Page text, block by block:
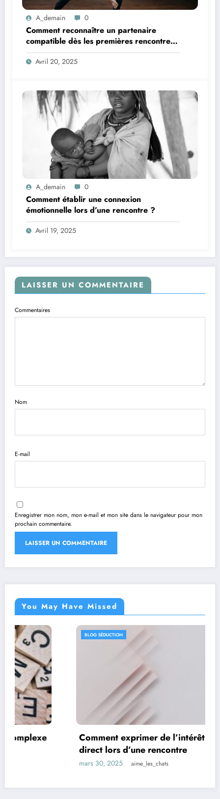
A_demain 0
Comment reconnaître un partenaire
compatible dès les premières rencontres
?
Avril 20, 2025
A_demain 0
Comment établir une connexion
émotionnelle lors d’une rencontre ?
Avril 19, 2025
LAISSER UN COMMENTAIRE
Commentaires
Nom
E-mail
Enregistrer mon nom, mon e-mail et mon site dans le navigateur pour mon
prochain commentaire.
You May Have Missed
BLOG SÉDUCTION
Comment exprimer de l’intérêt sans être trop
direct lors d’une rencontre
aime_les_chats